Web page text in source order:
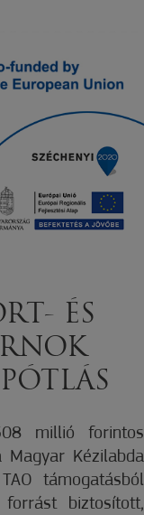
ÉS
millió forintos
Magyar Kézilabda
támogatásból
biztosított,